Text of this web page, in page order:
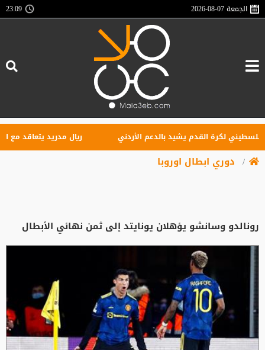
الجمعة2026-08-07
23:09
لكرة القدم يشيد بالدعم الأردني ريال مدريد يتعاقد مع الجناح
دوري ابطال اوروبا
رونالدو وسانشو يؤهلان يونايتد إلى ثمن نهائي الأبطال